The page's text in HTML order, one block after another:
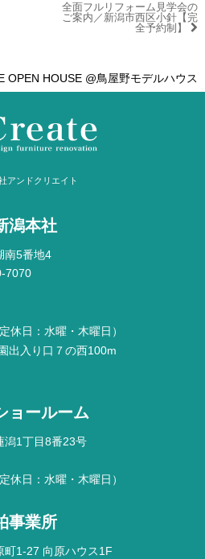
全面フルリフォーム見学会の
ご案内／新潟市西区小針【完
全予約制】
OPEN HOUSE @鳥屋野モデルハウス
アンドクリエイト
潟本社
南5番地4
7070
休日：水曜・木曜日）
出入り口７の西100m
ョールーム
潟1丁目8番23号
休日：水曜・木曜日）
事業所
町1-27 向原ハウス1F